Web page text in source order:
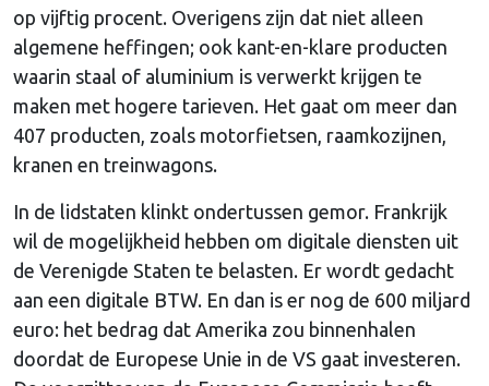
op vijftig procent. Overigens zijn dat niet alleen
algemene heffingen; ook kant-en-klare producten
waarin staal of aluminium is verwerkt krijgen te
maken met hogere tarieven. Het gaat om meer dan
407 producten, zoals motorfietsen, raamkozijnen,
kranen en treinwagons.
In de lidstaten klinkt ondertussen gemor. Frankrijk
wil de mogelijkheid hebben om digitale diensten uit
de Verenigde Staten te belasten. Er wordt gedacht
aan een digitale BTW. En dan is er nog de 600 miljard
euro: het bedrag dat Amerika zou binnenhalen
doordat de Europese Unie in de VS gaat investeren.